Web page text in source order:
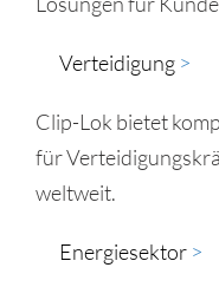
Verteidigung >​
Clip-Lok bietet
für
weltweit.
Energiesektor >​